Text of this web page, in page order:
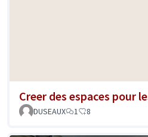
Creer des espaces pour
DUSEAUX
1 8